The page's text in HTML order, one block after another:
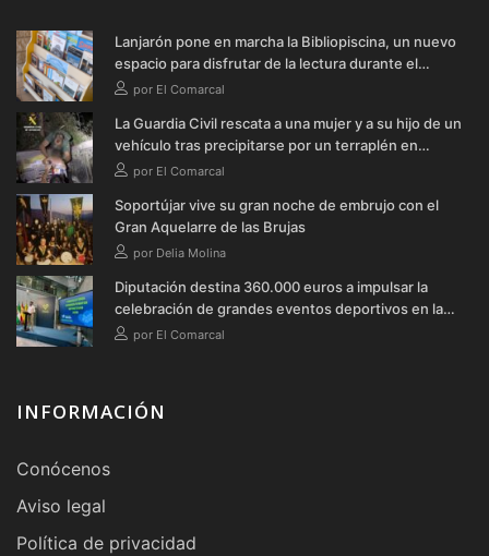
Lanjarón pone en marcha la Bibliopiscina, un nuevo
espacio para disfrutar de la lectura durante el
verano
por El Comarcal
La Guardia Civil rescata a una mujer y a su hijo de un
vehículo tras precipitarse por un terraplén en
Soportújar
por El Comarcal
Soportújar vive su gran noche de embrujo con el
Gran Aquelarre de las Brujas
por Delia Molina
Diputación destina 360.000 euros a impulsar la
celebración de grandes eventos deportivos en la
provincia durante 2026
por El Comarcal
INFORMACIÓN
Conócenos
Aviso legal
Política de privacidad